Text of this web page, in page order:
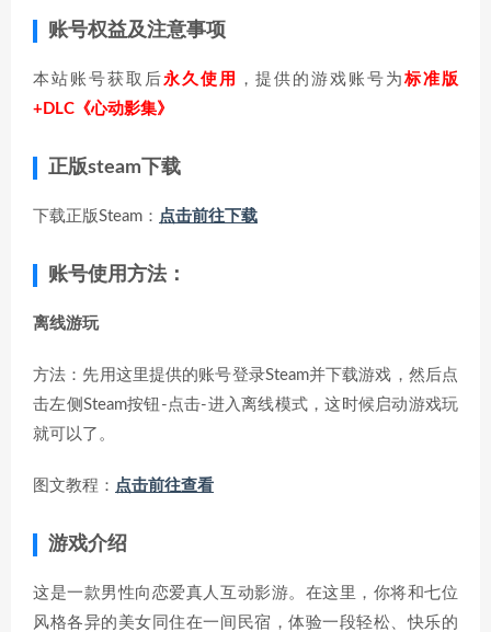
账号权益及注意事项
本站账号获取后永久使用 ，提供的游戏账号为标准版
+DLC《心动影集》
正版steam下载
下载正版Steam： 点击前往下载
账号使用方法：
离线游玩
方法：先用这里提供的账号登录Steam并下载游戏，然后点
击左侧Steam按钮-点击-进入离线模式，这时候启动游戏玩
就可以了。
图文教程： 点击前往查看
游戏介绍
这是一款男性向恋爱真人互动影游。在这里，你将和七位
风格各异的美女同住在一间民宿，体验一段轻松、快乐的